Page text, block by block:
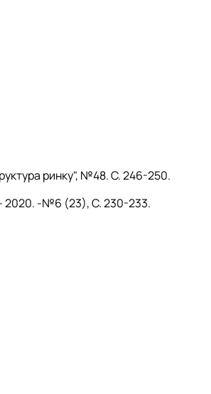
ринку", №48. С. 246-250.
- 2020. -№6 (23), С. 230-233.